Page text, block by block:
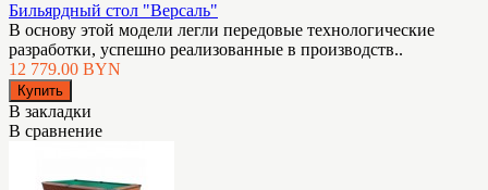
Бильярдный стол "Версаль"
В основу этой модели легли передовые технологические
разработки, успешно реализованные в производств..
12 779.00 BYN
В закладки
В сравнение